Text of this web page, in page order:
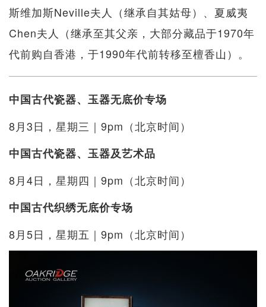
斯维加斯Neville夫人（继承自其姑母）、夏威夷
Chen夫人（继承至其父亲，大部分藏品于1970年
代前购自香港，于1990年代前转移至檀香山）。
中国古代瓷器、玉器无底价专场
8月3日，星期三｜9pm（北京时间）
中国古代瓷器、玉器及艺术品
8月4日，星期四｜9pm（北京时间）
中国古代织绣无底价专场
8月5日，星期五｜9pm（北京时间）